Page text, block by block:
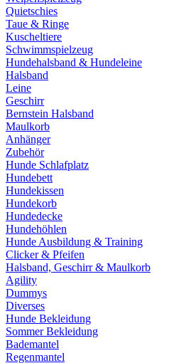
Quietschies
Taue & Ringe
Kuscheltiere
Schwimmspielzeug
Hundehalsband & Hundeleine
Halsband
Leine
Geschirr
Bernstein Halsband
Maulkorb
Anhänger
Zubehör
Hunde Schlafplatz
Hundebett
Hundekissen
Hundekorb
Hundedecke
Hundehöhlen
Hunde Ausbildung & Training
Clicker & Pfeifen
Halsband, Geschirr & Maulkorb
Agility
Dummys
Diverses
Hunde Bekleidung
Sommer Bekleidung
Bademantel
Regenmantel